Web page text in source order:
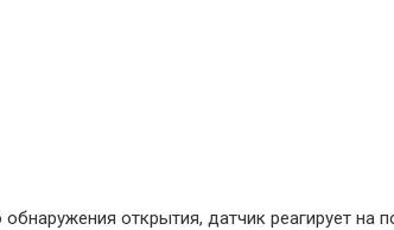
открытия, датчик реагирует на